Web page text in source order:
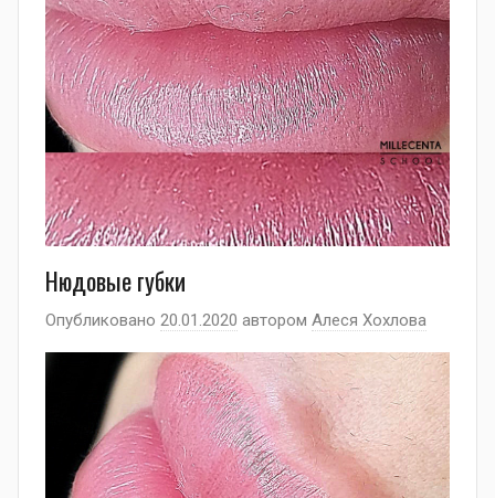
Нюдовые губки
Опубликовано 20.01.2020 автором Алеся Хохлова